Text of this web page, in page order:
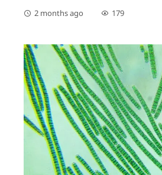
2 months ago 179